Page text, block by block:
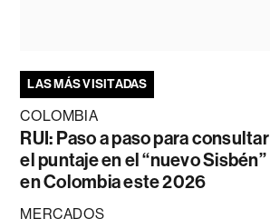
LAS MÁS VISITADAS
COLOMBIA
RUI: Paso a paso para consultar
el puntaje en el “nuevo Sisbén”
en Colombia este 2026
MERCADOS